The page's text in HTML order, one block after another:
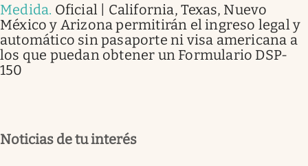
Medida. Oficial | California, Texas, Nuevo
México y Arizona permitirán el ingreso legal y
automático sin pasaporte ni visa americana a
los que puedan obtener un Formulario DSP-
150
Noticias de tu interés